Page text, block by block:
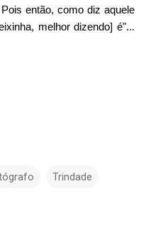
então, como diz aquele
melhor dizendo] é"...
Trindade